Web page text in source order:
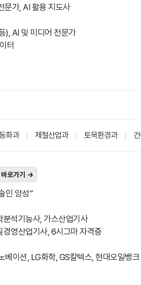
가, AI 활용 지도사
), AI 및 미디어 전문가
터
화과 제철산업과 토목환경과
바로가기 →
인 양성”
석기능사, 가스산업기사
영산업기사, 6시그마 자격증
이션, LG화학, GS칼텍스, 현대오일뱅